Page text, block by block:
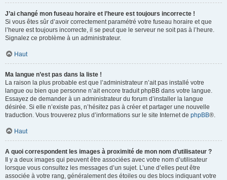
J’ai changé mon fuseau horaire et l’heure est toujours incorrecte !
Si vous êtes sûr d’avoir correctement paramétré votre fuseau horaire et que
l’heure est toujours incorrecte, il se peut que le serveur ne soit pas à l’heure.
Signalez ce problème à un administrateur.
Haut
Ma langue n’est pas dans la liste !
La raison la plus probable est que l’administrateur n’ait pas installé votre
langue ou bien que personne n’ait encore traduit phpBB dans votre langue.
Essayez de demander à un administrateur du forum d’installer la langue
désirée. Si elle n’existe pas, n’hésitez pas à créer et partager une nouvelle
traduction. Vous trouverez plus d’informations sur le site Internet de phpBB®.
Haut
A quoi correspondent les images à proximité de mon nom d’utilisateur ?
Il y a deux images qui peuvent être associées avec votre nom d’utilisateur
lorsque vous consultez les messages d’un sujet. L’une d’elles peut être
associée à votre rang, généralement des étoiles ou des blocs indiquant votre